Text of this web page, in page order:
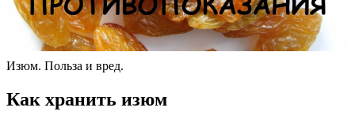
Изюм. Польза и вред.
Как хранить изюм